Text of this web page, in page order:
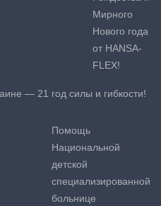
Мирного
Нового года
от HANSA-
FLEX!
— 21 год силы и гибкости!
Помощь
Национальной
детской
специализированной
больнице